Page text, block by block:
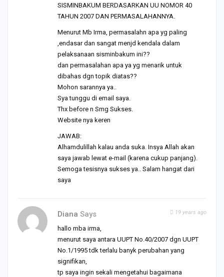
SISMINBAKUM BERDASARKAN UU NOMOR 40
TAHUN 2007 DAN PERMASALAHANNYA.
Menurut Mb Irma, permasalahn apa yg paling
,endasar dan sangat menjd kendala dalam
pelaksanaan sisminbakum ini??
dan permasalahan apa ya yg menarik untuk
dibahas dgn topik diatas??
Mohon sarannya ya..
Sya tunggu di email saya.
Thx before n Smg Sukses.
Website nya keren
JAWAB:
Alhamdulillah kalau anda suka. Insya Allah akan
saya jawab lewat e-mail (karena cukup panjang).
Semoga tesisnya sukses ya.. Salam hangat dari
saya
Diana Says 19 years ago
hallo mba irma,
menurut saya antara UUPT No.40/2007 dgn UUPT
No.1/1995 tdk terlalu banyk perubahan yang
signifikan,
tp saya ingin sekali mengetahui bagaimana